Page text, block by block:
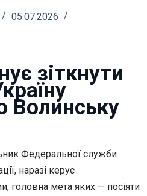
05.07.2026
зіткнути
Волинську
Федеральної служби
наразі керує
головна мета яких — посіяти